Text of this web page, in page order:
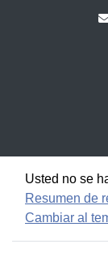
Usted no se
Resumen de
Cambiar al